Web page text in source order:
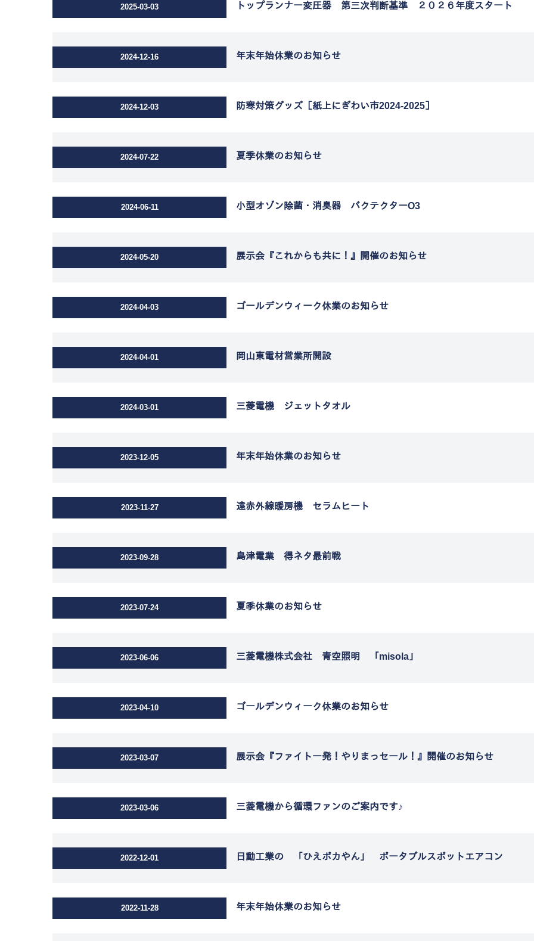
2025-03-03 トップランナー変圧器 第三次判断基準 ２０２６年度スタート
2024-12-16 年末年始休業のお知らせ
2024-12-03 防寒対策グッズ［紙上にぎわい市2024-2025］
2024-07-22 夏季休業のお知らせ
2024-06-11 小型オゾン除菌・消臭器 バクテクターO3
2024-05-20 展示会『これからも共に！』開催のお知らせ
2024-04-03 ゴールデンウィーク休業のお知らせ
2024-04-01 岡山東電材営業所開設
2024-03-01 三菱電機 ジェットタオル
2023-12-05 年末年始休業のお知らせ
2023-11-27 遠赤外線暖房機 セラムヒート
2023-09-28 島津電業 得ネタ最前戦
2023-07-24 夏季休業のお知らせ
2023-06-06 三菱電機株式会社 青空照明 「misola」
2023-04-10 ゴールデンウィーク休業のお知らせ
2023-03-07 展示会『ファイト一発！やりまっセール！』開催のお知らせ
2023-03-06 三菱電機から循環ファンのご案内です♪
2022-12-01 日動工業の 「ひえポカやん」 ポータブルスポットエアコン
2022-11-28 年末年始休業のお知らせ